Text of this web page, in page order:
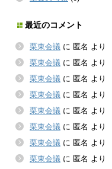
最近のコメント
栗東会議 に 匿名 より
栗東会議 に 匿名 より
栗東会議 に 匿名 より
栗東会議 に 匿名 より
栗東会議 に 匿名 より
栗東会議 に 匿名 より
栗東会議 に 匿名 より
栗東会議 に 匿名 より